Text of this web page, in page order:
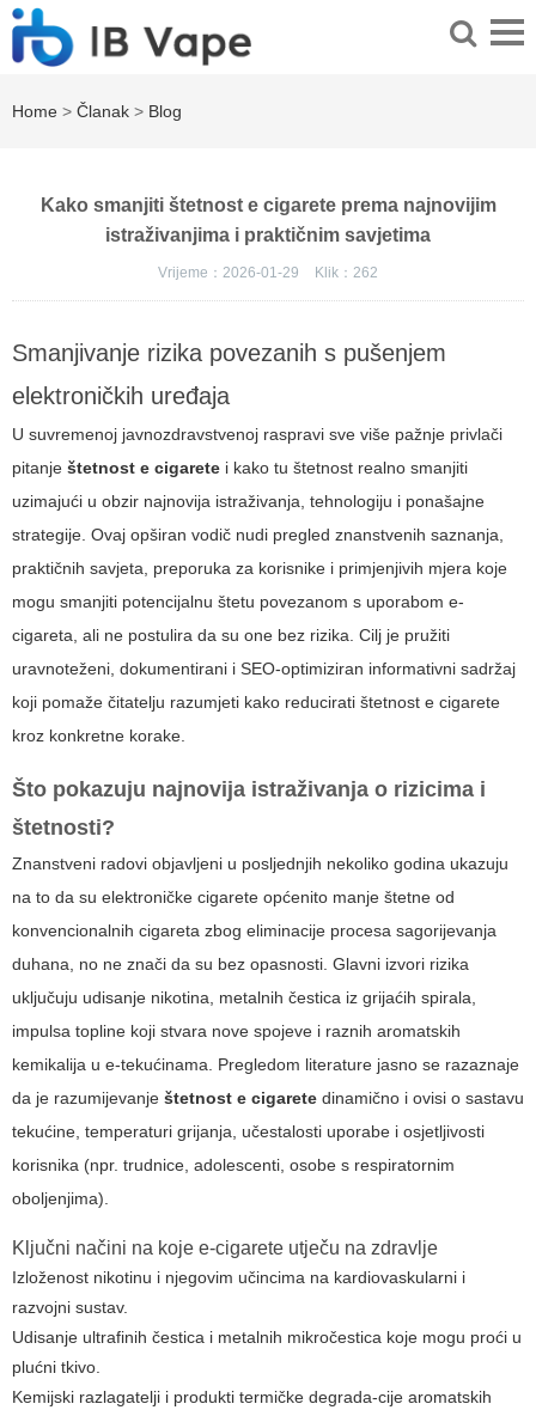
Home > Članak > Blog
Kako smanjiti štetnost e cigarete prema najnovijim
istraživanjima i praktičnim savjetima
Vrijeme：2026-01-29 Klik： 262
Smanjivanje rizika povezanih s pušenjem
elektroničkih uređaja
U suvremenoj javnozdravstvenoj raspravi sve više pažnje privlači
pitanje štetnost e cigarete i kako tu štetnost realno smanjiti
uzimajući u obzir najnovija istraživanja, tehnologiju i ponašajne
strategije. Ovaj opširan vodič nudi pregled znanstvenih saznanja,
praktičnih savjeta, preporuka za korisnike i primjenjivih mjera koje
mogu smanjiti potencijalnu štetu povezanom s uporabom e-
cigareta, ali ne postulira da su one bez rizika. Cilj je pružiti
uravnoteženi, dokumentirani i SEO-optimiziran informativni sadržaj
koji pomaže čitatelju razumjeti kako reducirati štetnost e cigarete
kroz konkretne korake.
Što pokazuju najnovija istraživanja o rizicima i
štetnosti?
Znanstveni radovi objavljeni u posljednjih nekoliko godina ukazuju
na to da su elektroničke cigarete općenito manje štetne od
konvencionalnih cigareta zbog eliminacije procesa sagorijevanja
duhana, no ne znači da su bez opasnosti. Glavni izvori rizika
uključuju udisanje nikotina, metalnih čestica iz grijaćih spirala,
impulsa topline koji stvara nove spojeve i raznih aromatskih
kemikalija u e-tekućinama. Pregledom literature jasno se razaznaje
da je razumijevanje štetnost e cigarete dinamično i ovisi o sastavu
tekućine, temperaturi grijanja, učestalosti uporabe i osjetljivosti
korisnika (npr. trudnice, adolescenti, osobe s respiratornim
oboljenjima).
Ključni načini na koje e-cigarete utječu na zdravlje
Izloženost nikotinu i njegovim učincima na kardiovaskularni i
razvojni sustav.
Udisanje ultrafinih čestica i metalnih mikročestica koje mogu proći u
plućni tkivo.
Kemijski razlagatelji i produkti termičke degrada-cije aromatskih